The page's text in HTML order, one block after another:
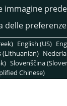
immagine
delle preferenze
English (US)
(Lithuanian)
Slovenščina
Chinese)